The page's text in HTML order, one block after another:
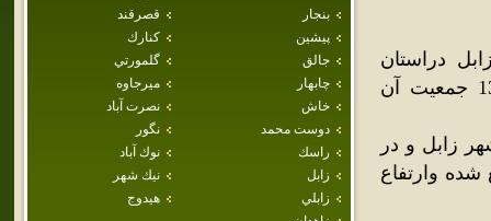
بنجار
قصرقند
پيشين
كنارك
جالق
گلمورتي
چابهار
ميرجاوه
خاش
نصرت آباد
دوست محمد
نگور
راسك
نوك آباد
زابل
نيك شهر
زابلي
هيدوج
دراستان
سيستان و بلوچستان ايران است. بر اساس سرشماري سال 1385 جمعيت آن
جنوب غربي شهر زابل و در
وارتفاع